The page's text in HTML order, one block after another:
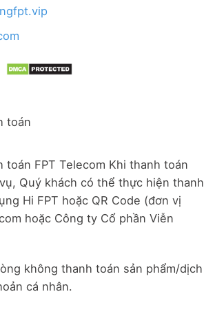
toán
toán FPT Telecom Khi thanh toán
Quý khách có thể thực hiện thanh
Hi FPT hoặc QR Code (đơn vị
hoặc Công ty Cổ phần Viễn
không thanh toán sản phẩm/dịch
cá nhân.